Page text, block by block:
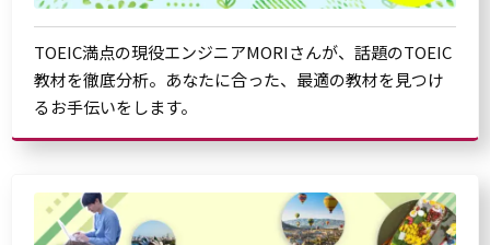
TOEIC満点の現役エンジニアMORIさんが、話題のTOEIC
教材を徹底分析。あなたに合った、最適の教材を見つけ
るお手伝いをします。